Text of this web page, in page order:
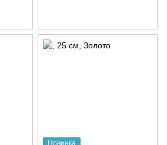
Новинка